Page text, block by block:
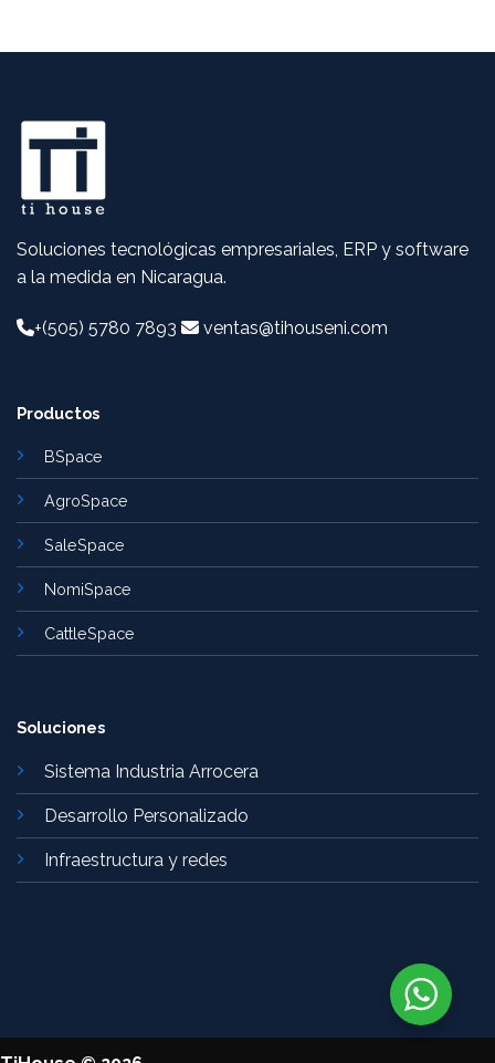
Soluciones tecnológicas empresariales, ERP y software
a la medida en Nicaragua.
+(505) 5780 7893 ventas@tihouseni.com
Productos
BSpace
AgroSpace
SaleSpace
NomiSpace
CattleSpace
Soluciones
Sistema Industria Arrocera
Desarrollo Personalizado
Infraestructura y redes